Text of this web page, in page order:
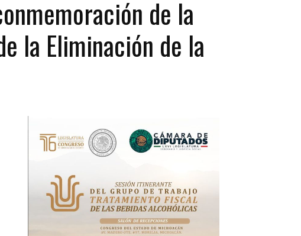
de la
la Eliminación de la